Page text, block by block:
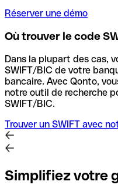
Réserver une démo
Où trouver le code
Dans la plupart des cas,
SWIFT/BIC de votre
bancaire. Avec Qonto,
notre outil de recherche
SWIFT/BIC.
Trouver un SWIFT avec
Simplifiez votre